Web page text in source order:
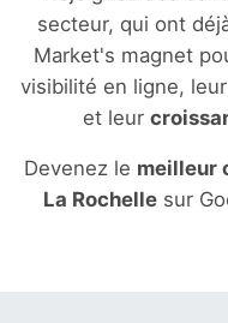
secteur, qui ont
Market's magnet
visibilité en ligne,
et leur
Devenez le meilleur
La Rochelle sur